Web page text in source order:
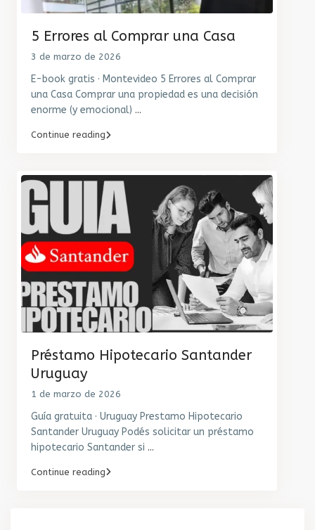
5 Errores al Comprar una Casa
3 de marzo de 2026
E-book gratis · Montevideo 5 Errores al Comprar
una Casa Comprar una propiedad es una decisión
enorme (y emocional) ...
Continue reading
Préstamo Hipotecario Santander
Uruguay
1 de marzo de 2026
Guía gratuita · Uruguay Prestamo Hipotecario
Santander Uruguay Podés solicitar un préstamo
hipotecario Santander si ...
Continue reading